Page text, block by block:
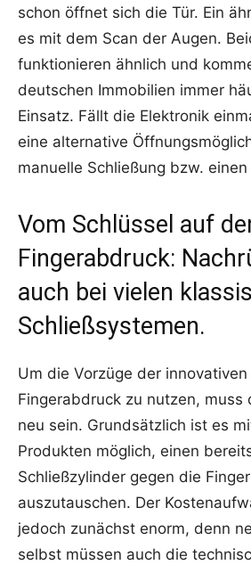
schon öffnet sich die Tür. Ein
es mit dem Scan der Augen.
funktionieren ähnlich und
deutschen Immobilien immer
Einsatz. Fällt die Elektronik
eine alternative
manuelle Schließung bzw.
Vom Schlüssel auf
Fingerabdruck:
auch bei vielen
Schließsystemen.
Um die Vorzüge der
Fingerabdruck zu nutzen, muss
neu sein. Grundsätzlich ist es
Produkten möglich, einen
Schließzylinder gegen die
auszutauschen. Der
jedoch zunächst enorm, denn
selbst müssen auch die